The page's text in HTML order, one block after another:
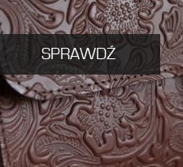
SPRAWDŹ